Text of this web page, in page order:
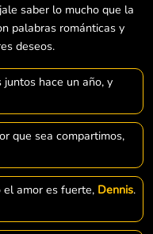
saber lo mucho que la
palabras románticas y
deseos.
juntos hace un año, y
que sea compartimos,
el amor es fuerte, Dennis.